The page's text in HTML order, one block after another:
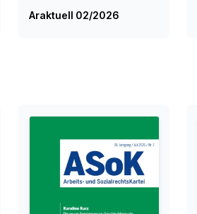
Araktuell 02/2026